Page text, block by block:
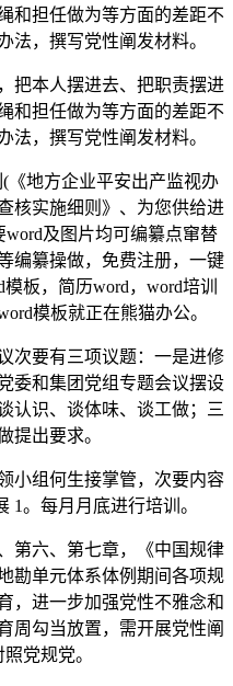
和担任做为等方面的差距不
法，撰写党性阐发材料。
本人摆进去、把职责摆进
和担任做为等方面的差距不
法，撰写党性阐发材料。
地方企业平安出产监视办
核实施细则》、为您供给进
及图片均可编纂点窜替
编纂操做，免费注册，一键
板，简历word，word培训
模板就正在熊猫办公。
要有三项议题：一是进修
委和集团党组专题会议摆设
认识、谈体味、谈工做；三
提出要求。
组何生接掌管，次要内容
1。每月月底进行培训。
六、第七章，《中国规律
勘单元体系体例期间各项规
，进一步加强党性不雅念和
周勾当放置，需开展党性阐
党规党。